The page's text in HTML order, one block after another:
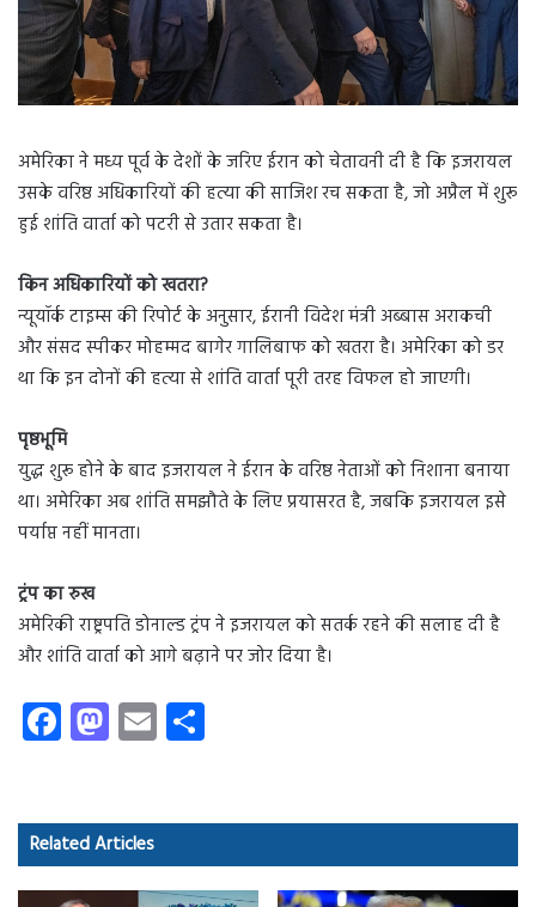
अमेरिका ने मध्य पूर्व के देशों के जरिए ईरान को चेतावनी दी है कि इजरायल
उसके वरिष्ठ अधिकारियों की हत्या की साजिश रच सकता है, जो अप्रैल में शुरू
हुई शांति वार्ता को पटरी से उतार सकता है।
किन अधिकारियों को खतरा?
न्यूयॉर्क टाइम्स की रिपोर्ट के अनुसार, ईरानी विदेश मंत्री अब्बास अराकची
और संसद स्पीकर मोहम्मद बागेर गालिबाफ को खतरा है। अमेरिका को डर
था कि इन दोनों की हत्या से शांति वार्ता पूरी तरह विफल हो जाएगी।
पृष्ठभूमि
युद्ध शुरू होने के बाद इजरायल ने ईरान के वरिष्ठ नेताओं को निशाना बनाया
था। अमेरिका अब शांति समझौते के लिए प्रयासरत है, जबकि इजरायल इसे
पर्याप्त नहीं मानता।
ट्रंप का रुख
अमेरिकी राष्ट्रपति डोनाल्ड ट्रंप ने इजरायल को सतर्क रहने की सलाह दी है
और शांति वार्ता को आगे बढ़ाने पर जोर दिया है।
Fa
ce
o
ok
M
as
d
o
E
m
Related Articles